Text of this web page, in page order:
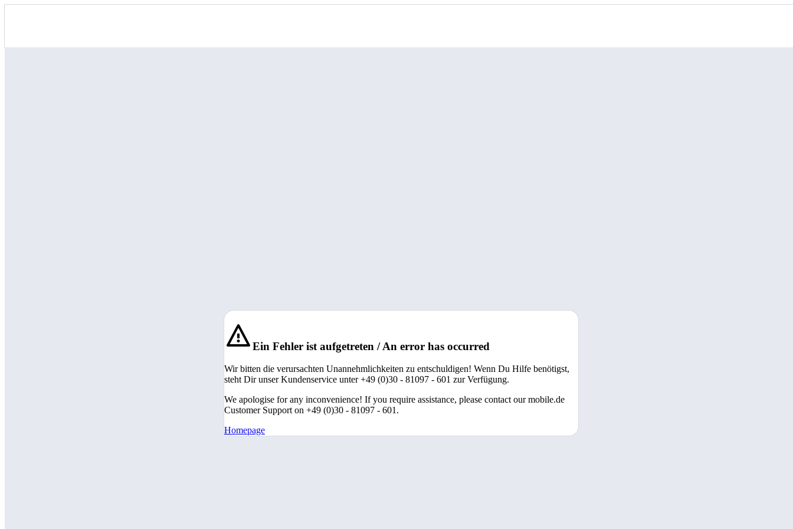
Ein Fehler ist aufgetreten / An error has occurred
Wir bitten die verursachten Unannehmlichkeiten zu entschuldigen! Wenn Du Hilfe benötigst,
steht Dir unser Kundenservice unter +49 (0)30 - 81097 - 601 zur Verfügung.
We apologise for any inconvenience! If you require assistance, please contact our mobile.de
Customer Support on +49 (0)30 - 81097 - 601.
Homepage